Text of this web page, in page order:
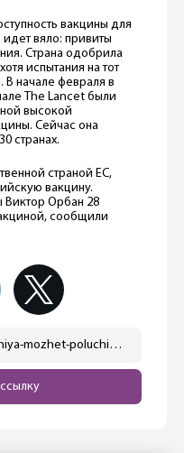
вакцины для
идет вяло: привиты
Страна одобрила
испытания на тот
начале февраля в
The Lancet были
высокой
Сейчас она
странах.
страной ЕС,
вакцину.
Виктор Орбан 28
сообщили
https://ostwest.tv/news/chehiya-mozhet-poluchit-sputnik-v-v-obhod-ema-avstriya-poka-dumaet/